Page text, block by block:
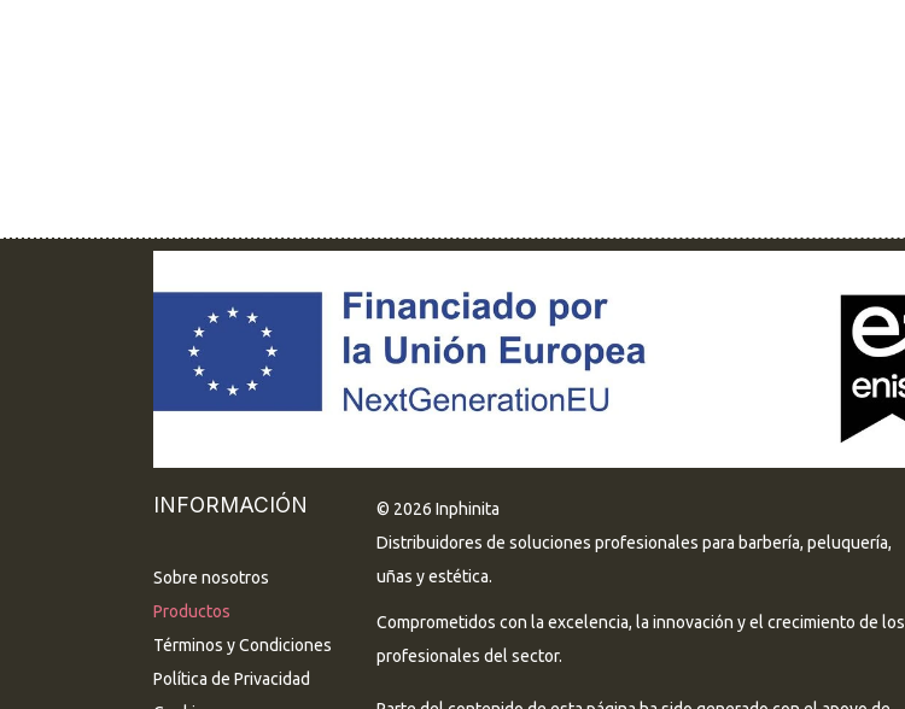
© 2026 Inphinita
Distribuidores de soluciones profesionales para barbería, peluquería,
uñas y estética.
Comprometidos con la excelencia, la innovación y el crecimiento de los
profesionales del sector.
INFORMACIÓN
Sobre nosotros
Productos
Términos y Condiciones
Política de Privacidad